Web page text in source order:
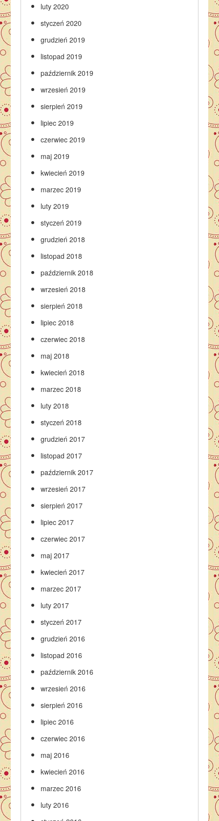
luty 2020
styczeń 2020
grudzień 2019
listopad 2019
październik 2019
wrzesień 2019
sierpień 2019
lipiec 2019
czerwiec 2019
maj 2019
kwiecień 2019
marzec 2019
luty 2019
styczeń 2019
grudzień 2018
listopad 2018
październik 2018
wrzesień 2018
sierpień 2018
lipiec 2018
czerwiec 2018
maj 2018
kwiecień 2018
marzec 2018
luty 2018
styczeń 2018
grudzień 2017
listopad 2017
październik 2017
wrzesień 2017
sierpień 2017
lipiec 2017
czerwiec 2017
maj 2017
kwiecień 2017
marzec 2017
luty 2017
styczeń 2017
grudzień 2016
listopad 2016
październik 2016
wrzesień 2016
sierpień 2016
lipiec 2016
czerwiec 2016
maj 2016
kwiecień 2016
marzec 2016
luty 2016